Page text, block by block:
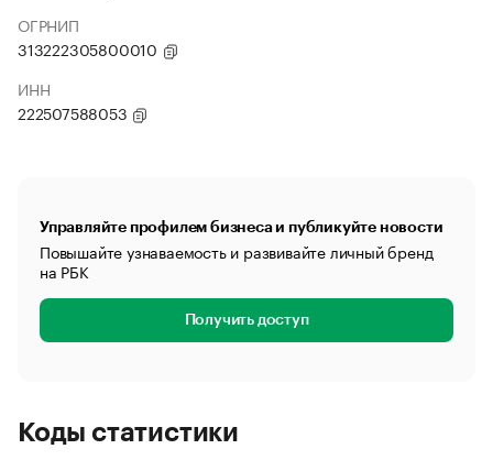
ОГРНИП
313222305800010
ИНН
222507588053
Управляйте профилем бизнеса и публикуйте новости
Повышайте узнаваемость и развивайте личный бренд
на РБК
Получить доступ
Коды статистики